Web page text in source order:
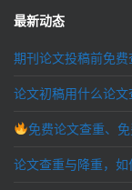
最新动态
期刊论文投稿前免费
论文初稿用什么论文
免费论文查重、
论文查重与降重，如